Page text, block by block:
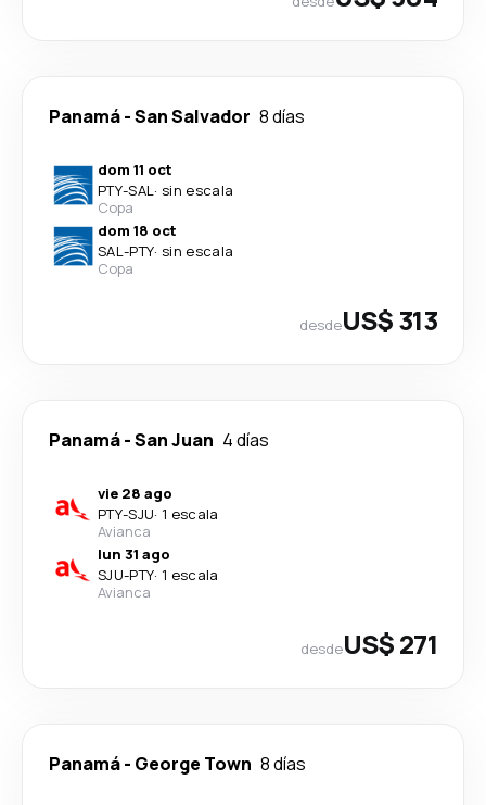
Panamá-San Salvador 8 días
dom 11 oct
PTY-SAL· sin escala
Copa
dom 18 oct
SAL-PTY· sin escala
Copa
desdeUS$ 313
Panamá-San Juan 4 días
vie 28 ago
PTY-SJU· 1 escala
Avianca
lun 31 ago
SJU-PTY· 1 escala
Avianca
desdeUS$ 271
Panamá- George Town 8 días